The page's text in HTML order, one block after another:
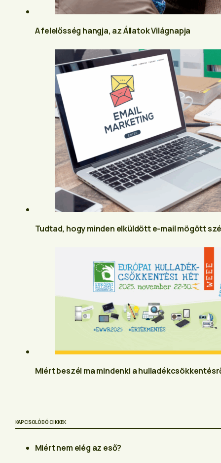
A felelősség hangja, az Állatok Világnapja
Tudtad, hogy minden elküldött e-mail mögött
Miért beszél ma mindenki a
KAPCSOLÓDÓ CIKKEK
Miért nem elég az eső?